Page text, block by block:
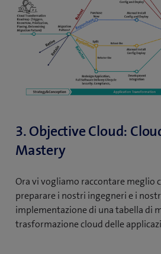
n
a
u
o
v
a
n
t
r
a
)
3. Objective Cloud:
Mastery
Ora vi vogliamo raccontare meglio
preparare i nostri ingegneri e i
implementazione di una tabella di
trasformazione cloud delle